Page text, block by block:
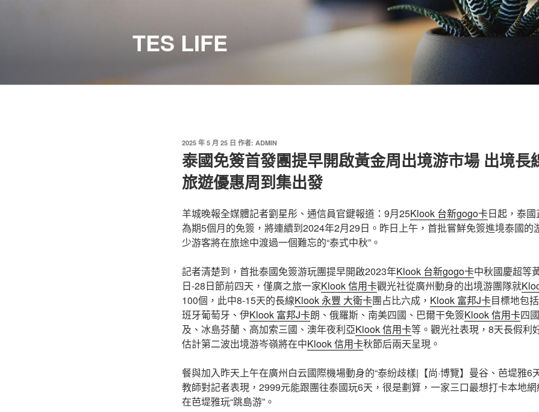
TES LIFE
發
佈
於
2025 年 5 月 25 日 作者: ADMIN
泰國免簽首發團提早開啟黃金周出境游市場 出境
旅遊優惠周到集出發
羊城晚報全媒體記者劉星彤、通信員官鍵報道：9月25Klook 台新gogo卡日起，泰
為期5個月的免簽，將連續到2024年2月29日。昨日上午，首批嘗鮮免簽進境泰國的
少游客將在旅途中渡過一個難忘的“泰式中秋”。
記者清楚到，首批泰國免簽游玩團提早開啟2023年Klook 台新gogo卡中秋國慶超等
日-28日節前四天，僅廣之旅一家Klook 信用卡觀光社從廣州動身的出境游團隊就
100個，此中8-15天的長線Klook 永豐 大衛卡團占比六成， Klook 富邦J卡目標地包
班牙葡萄牙、伊Klook 富邦J卡朗、俄羅斯、南美四國、巴爾干免簽Klook 信用卡四
及、冰島芬蘭、高加索三國、澳年夜利亞Klook 信用卡等。觀光社表現，8天長假利
估計第二波出境游岑嶺將在中Klook 信用卡秋節后兩天呈現。
餐與加入昨天上午在廣州白云國際機場動身的“泰紛歧樣|【尚·博覽】曼谷、芭堤雅6
教師對記者表現，2999元能跟團往泰國玩6天，很是劃算，一家三口最想打卡本地
在芭堤雅玩“跳島游”。